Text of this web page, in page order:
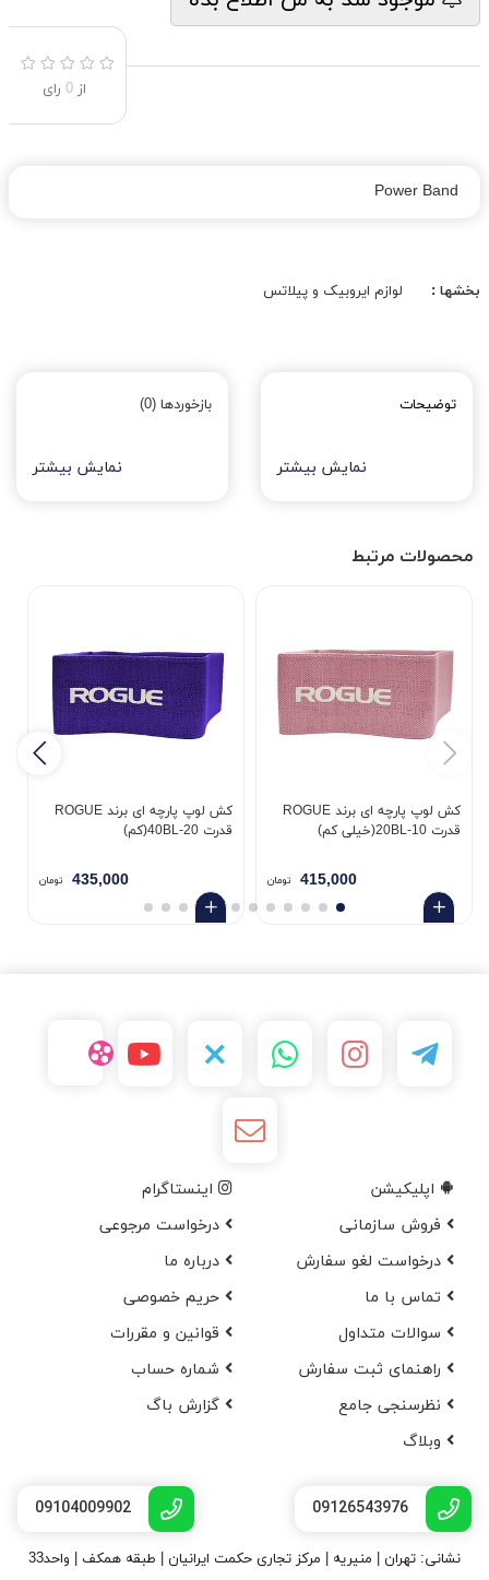
از 0 رای
Power Band
بخشها : لوازم ایروبیک و پیلاتس
توضیحات
نمایش بیشتر
بازخوردها (0)
نمایش بیشتر
محصولات مرتبط
کش لوپ پارچه ای برند ROGUE
قدرت 20BL-10(خیلی کم)
415,000 تومان
کش لوپ پارچه ای برند ROGUE
قدرت 40BL-20(کم)
435,000 تومان
اپلیکیشن
اینستاگرام
فروش سازمانی
درخواست مرجوعی
درخواست لغو سفارش
در‌باره ما
تماس با ما
حریم خصوصی
سوالات متداول
قوانین و مقررات
راهنمای ثبت سفارش
شماره حساب
نظرسنجی جامع
گزارش باگ
وبلاگ
09126543976
09104009902
نشانی: تهران | منیریه | مرکز تجاری حکمت ایرانیان | طبقه همکف | واحد33